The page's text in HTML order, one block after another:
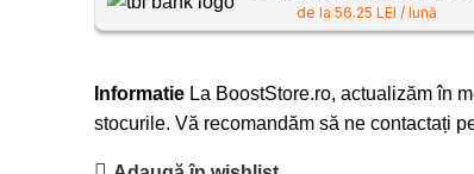
de la 56.25 LEI / lună
Informatie La BoostStore.ro, actualizăm în
stocurile. Vă recomandăm să ne contactați